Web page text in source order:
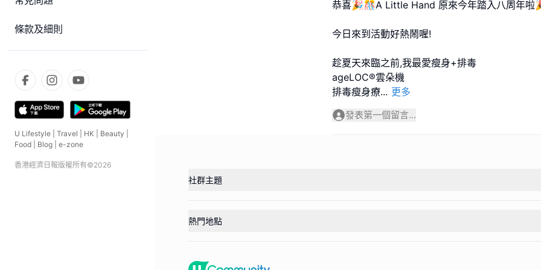
條款及細則
U Lifestyle Travel HK Beauty
Food
Blog e-zone
香港經濟日報版權所有©2026
恭喜🎉🎊A Little Hand 原來今年踏入八周年啦
今日來到活動好熱鬧喔!
趁夏天來臨之前,我最愛瘦身+排毒
ageLOC®️雲朵機
排毒瘦身療... 更多
發表第一個留言...
社群主題
熱門地點